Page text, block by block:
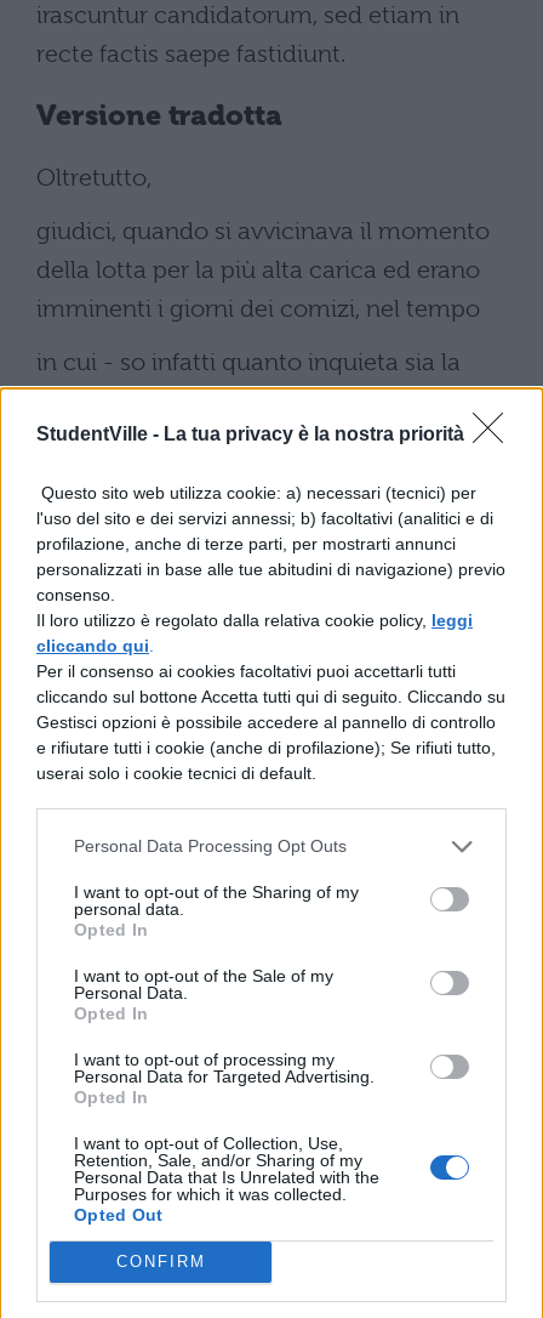
StudentVille - La tua privacy è la nostra priorità
Questo sito web utilizza cookie: a) necessari (tecnici) per
l'uso del sito e dei servizi annessi; b) facoltativi (analitici e di
profilazione, anche di terze parti, per mostrarti annunci
personalizzati in base alle tue abitudini di navigazione) previo
consenso.
Il loro utilizzo è regolato dalla relativa cookie policy, leggi
cliccando qui
Per il consenso ai cookies facoltativi puoi accettarli tutti
cliccando sul bottone Accetta tutti qui di seguito. Cliccando su
Gestisci opzioni è possibile accedere al pannello di controllo
e rifiutare tutti i cookie (anche di profilazione); Se rifiuti tutto,
userai solo i cookie tecnici di default.
Personal Data Processing Opt Outs
I want to opt-out of the Sharing of my
personal data.
Opted In
I want to opt-out of the Sale of my
Personal Data.
Opted In
I want to opt-out of processing my
Personal Data for Targeted Advertising.
Opted In
I want to opt-out of Collection, Use,
Retention, Sale, and/or Sharing of my
Personal Data that Is Unrelated with the
Purposes for which it was collected.
Opted Out
CONFIRM
irascuntur candidatorum, sed etiam in
recte factis saepe fastidiunt.
Versione tradotta
Oltretutto,
giudici, quando si avvicinava il momento
della lotta per la più alta carica ed erano
imminenti i giorni dei comizi, nel tempo
in cui - so infatti quanto inquieta sia la
ansiosa sia la voglia di diventar console -,
abbiamo paura di tutto, non solo di poter
essere criticati apertamente, ma anche di
ciò che può essere pensato in segreto, ci
spaventiamo per vaghe chiacchiere
sciocche, per false storielle, scrutiamo le
espressioni e gli sguardi di tutti. Non esiste,
infatti, niente di così instabile e aleatorio, di
d'animo e il sentimento dei
cittadini nei nostri confronti - cittadini che
non solo tuonano contro il degrado morale
dei candidati, ma trovano spesso anche
da ridire su comportamenti onesti.
TI POTREBBE INTERESSARE
LETTERATURA LATINA